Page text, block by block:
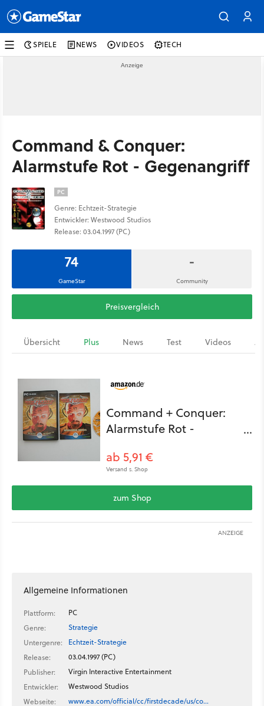
SPIELE NEWS VIDEOS TECH
Command & Conquer:
Alarmstufe Rot - Gegenangriff
PC
Genre: Echtzeit-Strategie
Entwickler: Westwood Studios
Release: 03.04.1997 (PC)
74
GameStar
-
Community
Preisvergleich
Übersicht Plus News Test Videos
Command + Conquer:
Alarmstufe Rot -
ab 5,91 €
Versand s. Shop
zum Shop
ANZEIGE
Allgemeine Informationen
Plattform:
PC
Genre:
Strategie
Untergenre:
Echtzeit-Strategie
Release:
03.04.1997 (PC)
Publisher:
Virgin Interactive Entertainment
Entwickler:
Westwood Studios
Webseite:
www.ea.com/official/cc/firstdecade/us/co…